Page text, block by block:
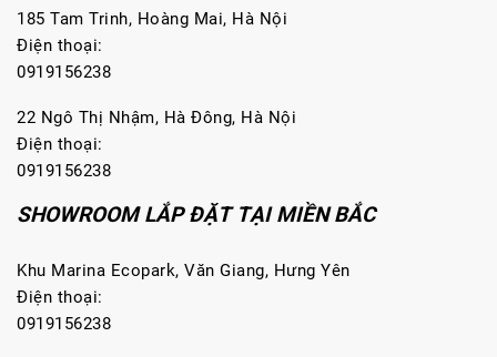
185 Tam Trinh, Hoàng Mai, Hà Nội
Điện thoại:
0919156238
22 Ngô Thị Nhậm, Hà Đông, Hà Nội
Điện thoại:
0919156238
SHOWROOM LẮP ĐẶT TẠI MIỀN BẮC
Khu Marina Ecopark, Văn Giang, Hưng Yên
Điện thoại:
0919156238